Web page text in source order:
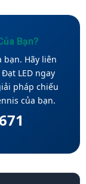
Bạn?
Hãy liên
LED ngay
pháp chiếu
của bạn.